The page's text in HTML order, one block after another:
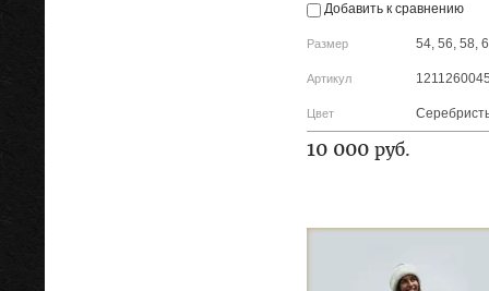
Добавить к сравнению
Размер 54, 56, 58,
Артикул
Цвет
10 000 руб.